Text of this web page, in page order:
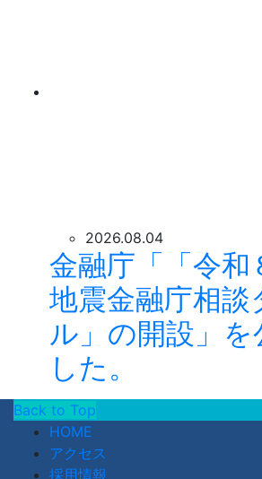
2026.08.04
金融庁「「令和
地震金融庁相談
ル」の開設」を
した。
Back to Top
HOME
アクセス
採用情報